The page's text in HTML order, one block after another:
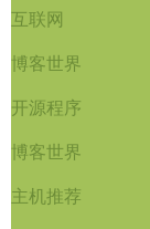
互联网
博客世界
开源程序
博客世界
主机推荐